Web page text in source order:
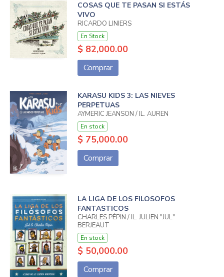
COSAS QUE TE PASAN SI ESTÁS
VIVO
RICARDO LINIERS
En Stock
$ 82,000.00
Comprar
KARASU KIDS 3: LAS NIEVES
PERPETUAS
AYMERIC JEANSON / IL. AUREN
En stock
$ 75,000.00
Comprar
LA LIGA DE LOS FILOSOFOS
FANTASTICOS
CHARLES PÉPIN / IL. JULIEN "JUL"
BERJEAUT
En stock
$ 50,000.00
Comprar